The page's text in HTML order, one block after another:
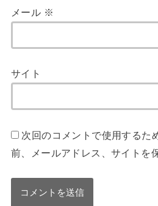
メール ※
サイト
次回のコメントで使用するた
前、メールアドレス、サイトを